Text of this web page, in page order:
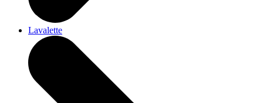
Lavalette